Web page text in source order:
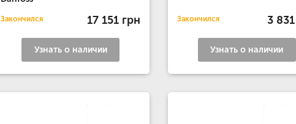
Закончился 17 151 грн
Узнать о наличии
Закончился 3
Узнать о наличии